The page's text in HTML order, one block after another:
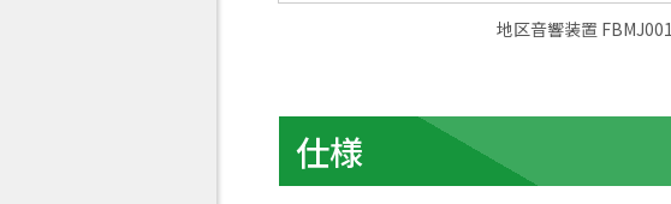
地区音響装置 FBMJ001
仕様